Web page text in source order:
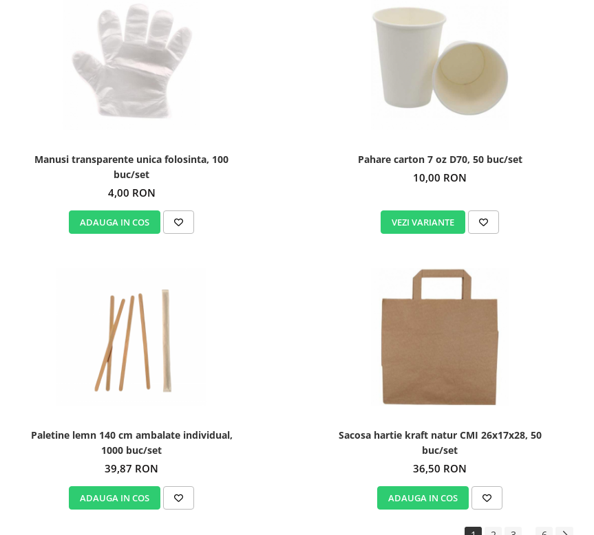
Manusi transparente unica folosinta, 100
buc/set
4,00 RON
ADAUGA IN COS
Pahare carton 7 oz D70, 50 buc/set
10,00 RON
VEZI VARIANTE
Paletine lemn 140 cm ambalate individual,
1000 buc/set
39,87 RON
ADAUGA IN COS
Sacosa hartie kraft natur CMI 26x17x28, 50
buc/set
36,50 RON
ADAUGA IN COS